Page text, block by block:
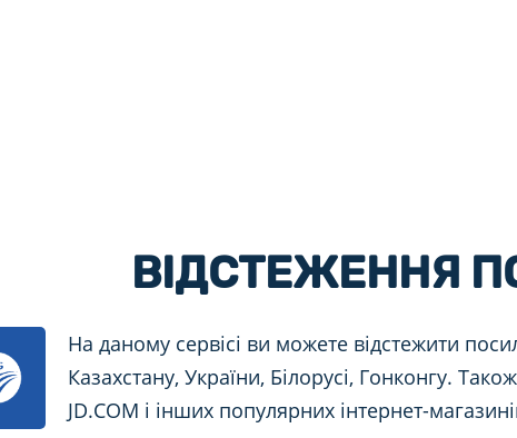
ВІДСТЕЖЕННЯ
На даному сервісі ви можете відстежити
Казахстану, України, Білорусі, Гонконгу.
JD.COM і інших популярних інтернет-